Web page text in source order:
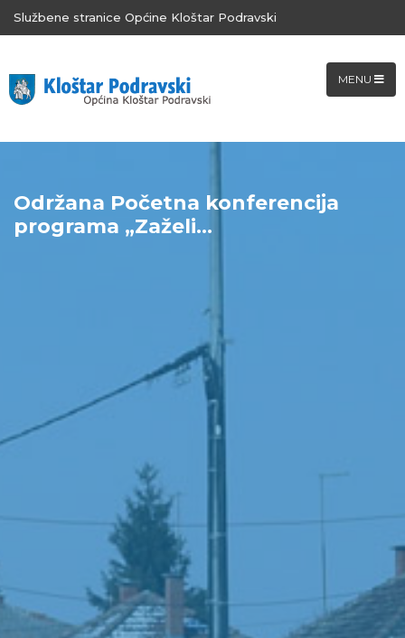
Službene stranice Općine Kloštar Podravski
MENU
Održana Početna konferencija
programa „Zaželi...